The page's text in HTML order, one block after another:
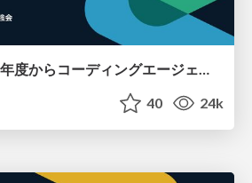
【社内勉強会】新年度からコーディングエージェントを使いこなす - 構造と制約で引き出すClaude Codeの実践知
40 24k